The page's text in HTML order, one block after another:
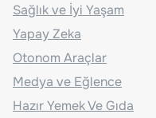
Sağlık ve İyi Yaşam
Yapay Zeka
Otonom Araçlar
Medya ve Eğlence
Hazır Yemek Ve Gıda